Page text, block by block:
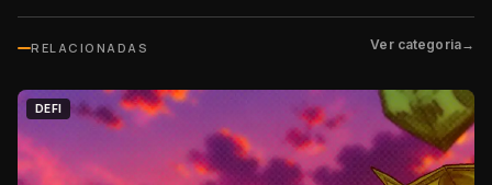
RELACIONADAS Ver categoria→
DEFI